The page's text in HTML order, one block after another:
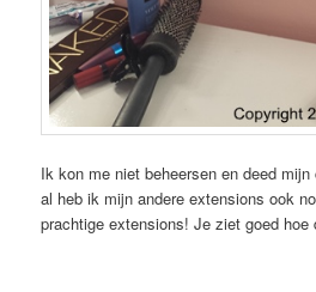
Ik kon me niet beheersen en deed
al heb ik mijn andere extensions ook
prachtige extensions! Je ziet goed hoe